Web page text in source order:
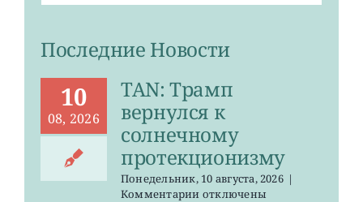
Последние Новости
10
08, 2026
TAN: Трамп
вернулся к
солнечному
протекционизму
Понедельник, 10 августа, 2026 |
Комментариикотключены